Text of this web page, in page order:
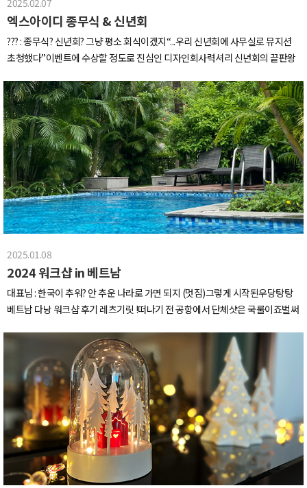
동해 번쩍 서에 번쩍하는 우리들~!심천의 첫 일정은 대형 금형 공장 견학인데요,
정말 다양한 생산 라인들을 직접 볼 수 있어서 너무나 신기했어요그리고 심천의
대표적인 복합 쇼핑몰 coco park 방문!중국 Z세..
다들 말할때 입조심 하도록 합니다..찜기 뽕을 뽑아야하니 우리 겨울동안 다복하
게 이거저거 쪄먹도록 해요(정작 쪄먹었던 호빵은 흡입했는지 사진이 없음)호
빵찜기 뽕뽑기 첫 희생자는 만두두 사진이 다른 날이에요 만두는 매일 먹어도 맛
있으니까요!호빵찜기에 만두 쪄먹으면 보들 촉촉 맛있어요 냠냠!하지만 기다림
간 지났던 걸로 기억...(점점 기억력의 한계를 느끼는중)이것도 같은 날이 아니라
다른날인데..얘네도 점심 잘 먹고 겨우 두시간 지나고 먹었어요엄연한 간식입니
다어린이집 간식시간.jpg하도 뭘 많이 먹어서 1인 1식판 장만했습니다요건 대
표님표 과일 플래터 + 과일모찌으럇차~!! 아 겨울엔 귤~~!!!아 겨울엔 군밤 군고
구마쥬~~!!아이고 빠뜨릴뻔했네냉동고 열고 맛 골라먹는 재미가 쏠쏠했는데먹
을건...사무실에 구비만 해두시는게 아니라 어디 나가시면 꼭 뭘 사오십니다저저
김밥 때깔 기막히지 않나요 백화점 가셨다가 비주얼에 반해서 사오셨대요!당장
뱃속으로 사라져외근 나가셨다가 빵집이 귀여워서 사오신 제주컨셉 빵(빵 주고
대표님은 다시 나가심)우린 평등 빼면 시체인 민족이라 집착적으로 갈라먹어요
요 감자빵 맛있어요! (이건 언제 사오셨지)쫀득한 얇은 빵 안에 진짜 매쉬 포테이
토가 들어있어요!feat. 입가심 대표님표 과일플래터아니 이게 미치겠는게인사
이드 작성하는 와중에 자꾸 뭘 먹어서 끝을 못내고있어요실시간 대표님표 모히
또 에이드를 마지막으로...쉴새없이 먹는 회사일상... The end...아..아니... To be
continue...막줄 적는 순간까지도 피자를 시키셨습니다(신메뉴 모히또 에이드
에 곁들임이 필요하다고 하십니다)진짜 진짜 끝
2025.02.07
엑스아이디 종무식 & 신년회
??? : 종무식? 신년회? 그냥 평소 회식이겠지“...우리 신년회에 사무실로 뮤지션
초청했다”이벤트에 수상할 정도로 진심인 디자인회사력셔리 신년회의 끝판왕
기념으로 다같이 점심먹고 미니어처를 만들기로 했어요!대표님의 따뜻하고 아
기자기한 아이디어였죠!저희는 도란도란 얘기하며 만드는 가벼운 미니어처를
상상했어요왜 망각했을까요우리는 본격적이 아니면 시작조차 안한다는걸..
(feat. 192피스)심지어 완성하는 즉시 각자 퇴근이라고....?지금부터 조기 퇴근
서바이벌을 시작하지미취학아동 미술교실 아님.jpg 미니어저 만들기2시간여
의 대장정 끝에 다들 예쁘게 완성~!각자 만든 미니어처를 서로 조립하고 조명도
연결했더니브루노마스도 울고 갈 아파트가 짜자잔(2층 왼쪽부터 평안한 침실,
베이커리, 리빙룸, 소녀감성 침실과일가게, 패스트푸드점, 북스토어, 편의점, 티
타임)귀엽고~ 깜찍한 종무식~ 굿바이 2024!이벤트가 끝났다고 생각하시나요?
할까봐 말해두는데 파티룸 아닙니다.테이블세팅 뭔데레스토랑도 아니에요.하
지만 레스토랑 안부럽게 잘 먹었다구요~!케이터링 푸드부터 와인, 샴페인까지
짱맛...대체 사무실에 소맥제조기는 왜있는건지일단 파티니까 냅다 꺼내서 소주
맥주 넣고 토네이도 연성해줍니다.이건 진짜 눈을 의심함.아니 대리님이 자꾸 지
그런걸로 속이냐구 떵떵거리면서 문열었는데 이왜진...?저 아직 술 입에도 안댔...
뇌는 아직 놀라있는데 넘 감미로워서 귀부터 냅다 적응해버렸어요칵테일 한잔
마시면서 옥구슬같은 목소리 들으니 좋더라구요아웃오브캠퍼스 화이팅~!신년
회의 하이라이트, 선물 교환식이에요!선물교환은 카테고리가 두가지였어요.대
표님이 따로 준비하신 재미를 챙긴(ㅋㅋ) 쓸모없는 선물 받기와각자 사온 2만원
이내 선물을 모아두고 랜덤으로 가져가는것!미친 진행력에 홀린듯 경청하는 우
리들ㅋㅋㅋㅋㅋㅋㅋㅋㅋㅋㅋㅋㅋㅋㅋㅋㅋㅋㅋㅋㅋㅋㅋ쓸모없는 선물 증정
이 키워드를 선택하고 그 키워드에 해당하는 선물을 가져기는거였는데진짜 기
대보다 너무 웃겨서 다같이 오열ㅠ (저 집사카펫의 키워드는 ‘공주님’ ^^....)어째
2025.01.08
2024 워크샵 in 베트남
대표님 : 한국이 추워? 안 추운 나라로 가면 되지 (멋짐)그렇게 시작된우당탕탕
베트남 다낭 워크샵 후기 레츠기릿 !떠나기 전 공항에서 단체샷은 국룰이죠벌써
에 안 잔 건 안 비밀)떠날 땐 겨울이었는데, 여긴 여름이라구요 .. !숙소는 메리어
트 다낭 논누억버기카로 태워서 데려다 주시는데 뷰 미쳤고, 대저택 폼 장난 아
닙니다(편의를 위해 우린 독채 총 4개를 썼어요! 대표님 짱짱맨)근데, 잊은게 있
죠? 맞아요 배고파요당장 밥 먹으러 가 ! !! ! !!찍길 잘한 음식사진, 쌀국수 나오자
마자 정신 놓아버렸어요베트남 음식 원래 이렇게 맛있었나요..? 눈물 흘리면서
먹었습니다(2025년 1월 기준 아직도 눈물 닦는 중)[ 워크샵의 꽃 ]레크리에이
션, 다 같이 모여 앉아 게임타임 시작! (feat. 진행자 대표님)두 팀으로 나눠서 진
행했는데, 과몰입해서 신경전이 그냥 전쟁통저 수많은 게임 문제를 준비해오신
대표님께 박수를 ! ! ! ! ! !다낭에 탕비실 신장 개업한 썰 풉니다.jpg과일은 진짜